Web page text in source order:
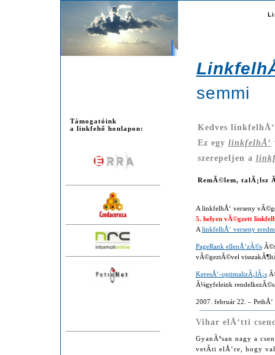
Támogatóink
a linkfehő honlapon:
semmi
Kedves
Ez egy linkfelhÅ‘
szerepeljen a
RemÃ©lem, talÃ¡lsz
A linkfelhÅ‘ verseny
5. helyen vÃ©gzett
A linkfelhÅ‘ verseny
PageRank ellenÅ‘zÃ©s
vÃ©geztÃ©vel
KeresÅ‘-optimalizÃ¡lÃ¡s
Ã¼gyfeleink
2007. február 22. – PethÅ‘
Vihar elÅ‘tti
GyanÃºsan nagy a
vetÃ­ti elÅ‘re, hogy